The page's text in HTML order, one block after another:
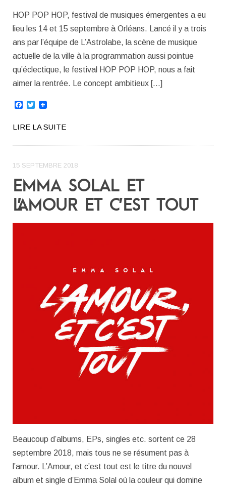
HOP POP HOP, festival de musiques émergentes a eu
lieu les 14 et 15 septembre à Orléans. Lancé il y a trois
ans par l’équipe de L’Astrolabe, la scène de musique
actuelle de la ville à la programmation aussi pointue
qu’éclectique, le festival HOP POP HOP, nous a fait
aimer la rentrée. Le concept ambitieux […]
Facebook
Twitter
LIRE LA SUITE
15 SEPTEMBRE 2018
EMMA SOLAL ET
L’AMOUR ET C’EST TOUT
Beaucoup d’albums, EPs, singles etc. sortent ce 28
septembre 2018, mais tous ne se résument pas à
l’amour. L’Amour, et c’est tout est le titre du nouvel
album et single d’Emma Solal où la couleur qui domine